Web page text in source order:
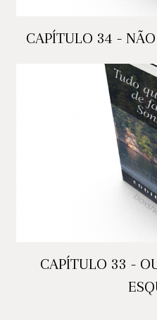
CAPÍTULO 34 -
CAPÍTULO 33 -